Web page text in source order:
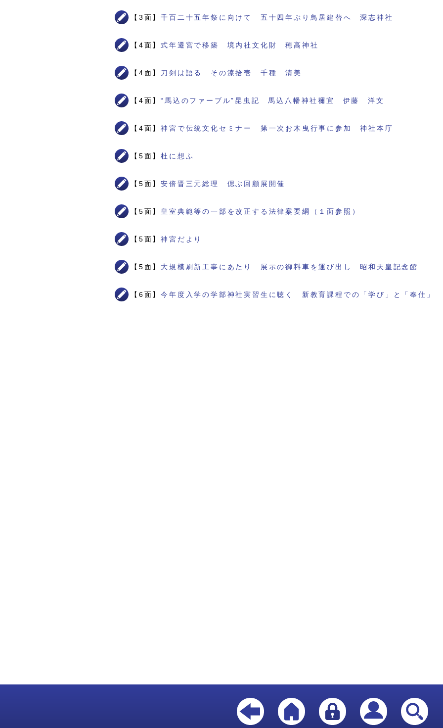
【3面】千百二十五年祭に向けて 五十四年ぶり鳥居建替へ 深志神社
【4面】式年遷宮で移築 境内社文化財 穂高神社
【4面】 刀剣は語る その漆拾壱 千種 清美
【4面】“馬込のファーブル”昆虫記 馬込八幡神社禰宜 伊藤 洋文
【4面】神宮で伝統文化セミナー 第一次お木曳行事に参加 神社本庁
【5面】杜に想ふ
【5面】安倍晋三元総理 偲ぶ回顧展開催
【5面】 皇室典範等の一部を改正する法律案要綱（１面参照）
【5面】神宮だより
【5面】 大規模刷新工事にあたり 展示の御料車を運び出し 昭和天皇記念館
【6面】今年度入学の学部神社実習生に聴く 新教育課程での「学び」と「奉仕